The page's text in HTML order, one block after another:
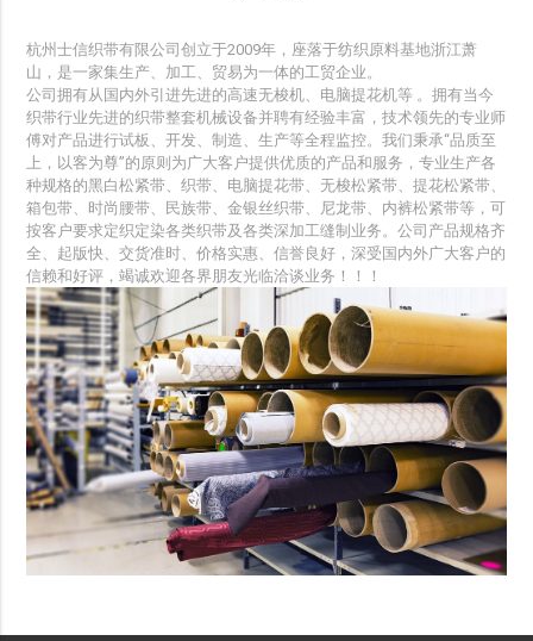
杭州士信织带有限公司创立于2009年，座落于纺织原料基地浙江萧
山，是一家集生产、加工、贸易为一体的工贸企业。
公司拥有从国内外引进先进的高速无梭机、电脑提花机等 。拥有当今
织带行业先进的织带整套机械设备并聘有经验丰富，技术领先的专业师
傅对产品进行试板、开发、制造、生产等全程监控。我们秉承“品质至
上，以客为尊”的原则为广大客户提供优质的产品和服务，专业生产各
种规格的黑白松紧带、织带、电脑提花带、无梭松紧带、提花松紧带、
箱包带、时尚腰带、民族带、金银丝织带、尼龙带、内裤松紧带等，可
按客户要求定织定染各类织带及各类深加工缝制业务。公司产品规格齐
全、起版快、交货准时、价格实惠、信誉良好，深受国内外广大客户的
信赖和好评，竭诚欢迎各界朋友光临洽谈业务！！！